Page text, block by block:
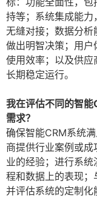
持等；系统集成能力
无缝对接；数据分
做出明智决策；用
使用效率；以及供
长期稳定运行。
我在评估不同的智
需求？
确保智能CRM系统
商提供行业案例或
业的经验；进行系
程和数据上的表现；
并评估系统的定制